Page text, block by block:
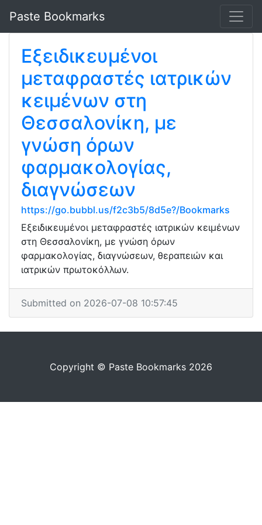
Paste Bookmarks
Εξειδικευμένοι
μεταφραστές ιατρικών
κειμένων στη
Θεσσαλονίκη, με
γνώση όρων
φαρμακολογίας,
διαγνώσεων
https://go.bubbl.us/f2c3b5/8d5e?/Bookmarks
Εξειδικευμένοι μεταφραστές ιατρικών κειμένων
στη Θεσσαλονίκη, με γνώση όρων
φαρμακολογίας, διαγνώσεων, θεραπειών και
ιατρικών πρωτοκόλλων.
Submitted on 2026-07-08 10:57:45
Copyright © Paste Bookmarks 2026